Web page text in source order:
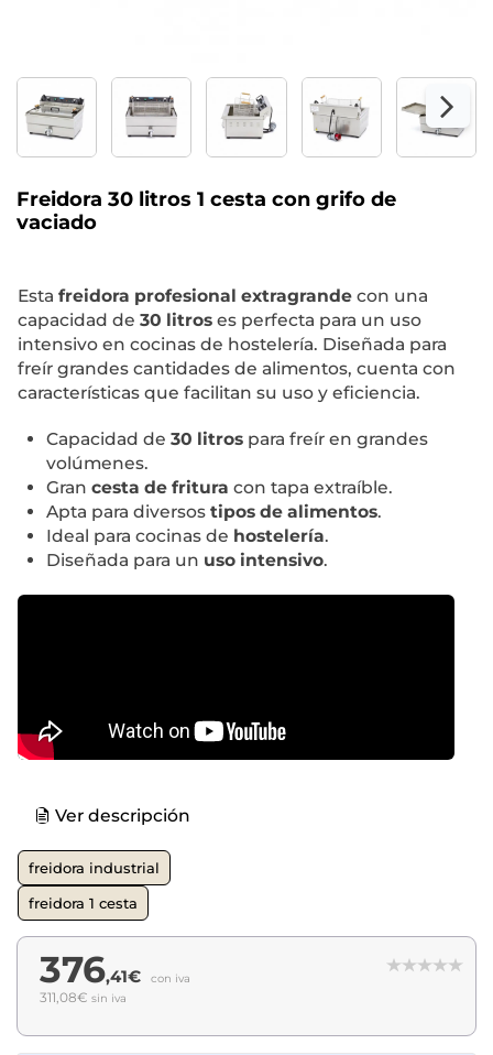
Freidora 30 litros 1 cesta con grifo de
vaciado
Esta freidora profesional extragrande con una
capacidad de 30 litros es perfecta para un uso
intensivo en cocinas de hostelería. Diseñada para
freír grandes cantidades de alimentos, cuenta con
características que facilitan su uso y eficiencia.
Capacidad de 30 litros para freír en grandes
volúmenes.
Gran cesta de fritura con tapa extraíble.
Apta para diversos tipos de alimentos.
Ideal para cocinas de hostelería.
Diseñada para un uso intensivo.
Ver descripción
freidora industrial
freidora 1 cesta
376,41€ con iva
311,08€ sin iva